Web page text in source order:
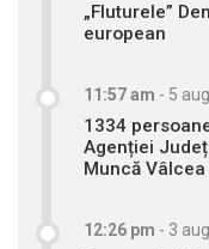
„Fluturele”
european
11:57 am - 5
1334
Agenției
Muncă Vâlcea
12:26 pm - 3